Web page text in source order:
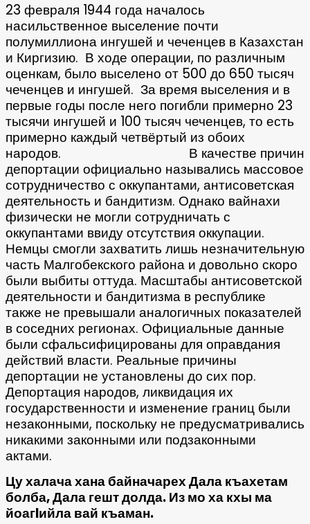
23 февраля 1944 года началось
насильственное выселение почти
полумиллиона ингушей и чеченцев в Казахстан
и Киргизию. В ходе операции, по различным
оценкам, было выселено от 500 до 650 тысяч
чеченцев и ингушей. За время выселения и в
первые годы после него погибли примерно 23
тысячи ингушей и 100 тысяч чеченцев, то есть
примерно каждый четвёртый из обоих
народов. В качестве причин
депортации официально назывались массовое
сотрудничество с оккупантами, антисоветская
деятельность и бандитизм. Однако вайнахи
физически не могли сотрудничать с
оккупантами ввиду отсутствия оккупации.
Немцы смогли захватить лишь незначительную
часть Малгобекского района и довольно скоро
были выбиты оттуда. Масштабы антисоветской
деятельности и бандитизма в республике
также не превышали аналогичных показателей
в соседних регионах. Официальные данные
были сфальсифицированы для оправдания
действий власти. Реальные причины
депортации не установлены до сих пор.
Депортация народов, ликвидация их
государственности и изменение границ были
незаконными, поскольку не предусматривались
никакими законными или подзаконными
актами.
Цу халача хана байначарех Дала къахетам
болба, Дала гешт долда. Из мо ха кхы ма
йоагlийла вай къаман.